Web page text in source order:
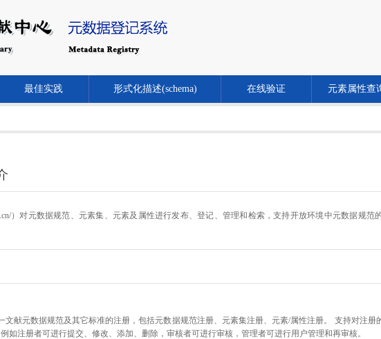
最佳实践 形式化描述(schema) 在线验证 元素属性查
）对元数据规范、元素集、元素及属性进行发布、登记、管理和检索，支持开放环境中元数据规
文献元数据规范及其它标准的注册，包括元数据规范注册、元素集注册、元素/属性注册。 支持对注
如注册者可进行提交、修改、添加、删除，审核者可进行审核，管理者可进行用户管理和再审核。